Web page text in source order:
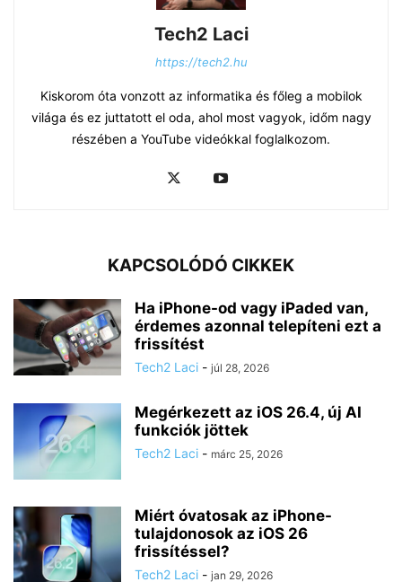
Tech2 Laci
https://tech2.hu
Kiskorom óta vonzott az informatika és főleg a mobilok
világa és ez juttatott el oda, ahol most vagyok, időm nagy
részében a YouTube videókkal foglalkozom.
KAPCSOLÓDÓ CIKKEK
Ha iPhone-od vagy iPaded van,
érdemes azonnal telepíteni ezt a
frissítést
Tech2 Laci - júl 28, 2026
Megérkezett az iOS 26.4, új AI
funkciók jöttek
Tech2 Laci - márc 25, 2026
Miért óvatosak az iPhone-
tulajdonosok az iOS 26
frissítéssel?
Tech2 Laci - jan 29, 2026